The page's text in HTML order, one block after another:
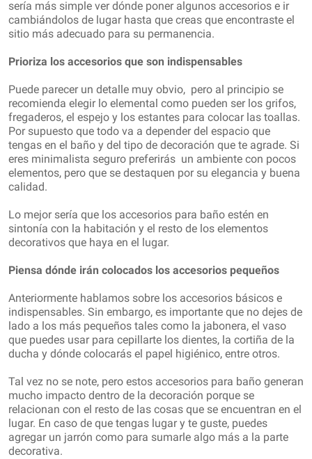
sería más simple ver dónde poner algunos accesorios e ir
cambiándolos de lugar hasta que creas que encontraste el
sitio más adecuado para su permanencia.
Prioriza los accesorios que son indispensables
Puede parecer un detalle muy obvio, pero al principio se
recomienda elegir lo elemental como pueden ser los grifos,
fregaderos, el espejo y los estantes para colocar las toallas.
Por supuesto que todo va a depender del espacio que
tengas en el baño y del tipo de decoración que te agrade. Si
eres minimalista seguro preferirás un ambiente con pocos
elementos, pero que se destaquen por su elegancia y buena
calidad.
Lo mejor sería que los accesorios para baño estén en
sintonía con la habitación y el resto de los elementos
decorativos que haya en el lugar.
Piensa dónde irán colocados los accesorios pequeños
Anteriormente hablamos sobre los accesorios básicos e
indispensables. Sin embargo, es importante que no dejes de
lado a los más pequeños tales como la jabonera, el vaso
que puedes usar para cepillarte los dientes, la cortiña de la
ducha y dónde colocarás el papel higiénico, entre otros.
Tal vez no se note, pero estos accesorios para baño generan
mucho impacto dentro de la decoración porque se
relacionan con el resto de las cosas que se encuentran en el
lugar. En caso de que tengas lugar y te guste, puedes
agregar un jarrón como para sumarle algo más a la parte
decorativa.